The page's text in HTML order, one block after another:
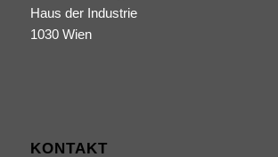
Haus der Industrie
1030 Wien
KONTAKT